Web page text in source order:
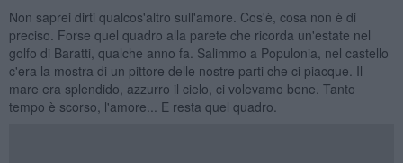
Non saprei dirti qualcos'altro sull'amore. Cos'è, cosa non è di
preciso. Forse quel quadro alla parete che ricorda un'estate nel
golfo di Baratti, qualche anno fa. Salimmo a Populonia, nel castello
c'era la mostra di un pittore delle nostre parti che ci piacque. Il
mare era splendido, azzurro il cielo, ci volevamo bene. Tanto
tempo è scorso, l'amore... E resta quel quadro.